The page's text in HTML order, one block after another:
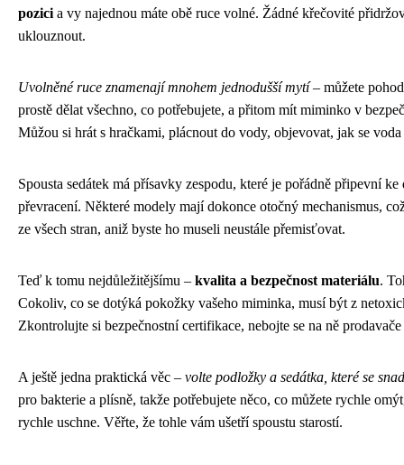
pozici a vy najednou máte obě ruce volné. Žádné křečovité
uklouznout.
Uvolněné ruce znamenají mnohem jednodušší mytí– můžete
prostě dělat všechno, co potřebujete, a přitom mít miminko v
Můžou si hrát s hračkami, plácnout do vody, objevovat, jak se
Spousta sedátek má přísavky zespodu, které je pořádně připevní
převracení. Některé modely mají dokonce otočný mechanismus,
ze všech stran, aniž byste ho museli neustále přemisťovat.
Teď k tomu nejdůležitějšímu – kvalita a bezpečnost materiálu.
Cokoliv, co se dotýká pokožky vašeho miminka, musí být z
Zkontrolujte si bezpečnostní certifikace, nebojte se na ně prodavače
A ještě jedna praktická věc – volte podložky a sedátka, které se
pro bakterie a plísně, takže potřebujete něco, co můžete rychle
rychle uschne. Věřte, že tohle vám ušetří spoustu starostí.